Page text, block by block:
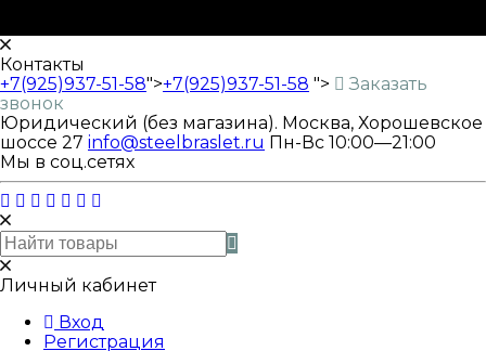
Контакты
+7(925)937-51-58">+7(925)937-51-58 ">
Заказать
звонок
Юридический (без магазина). Москва, Хорошевское
шоссе 27 info@steelbraslet.ru Пн-Вс 10:00—21:00
Мы в соц.сетях
Личный кабинет
Вход
Регистрация